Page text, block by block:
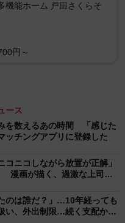
係修復カウンセリング
聞きました。
ではない
た場合、その意見は正
確で寄り添った回答を出
んの問いかけ方次第で
」という趣旨の答えが出
一無二の正解」など存在
機能ホーム 戸田さくらそ
円～
ース
を数えるあの時間 「感じた
ッチングアプリに登録した
コニコしながら放置が正解」
漫画が描く、過激な上司
のは誰だ？」…10年経っても
、外出制限…続く支配から